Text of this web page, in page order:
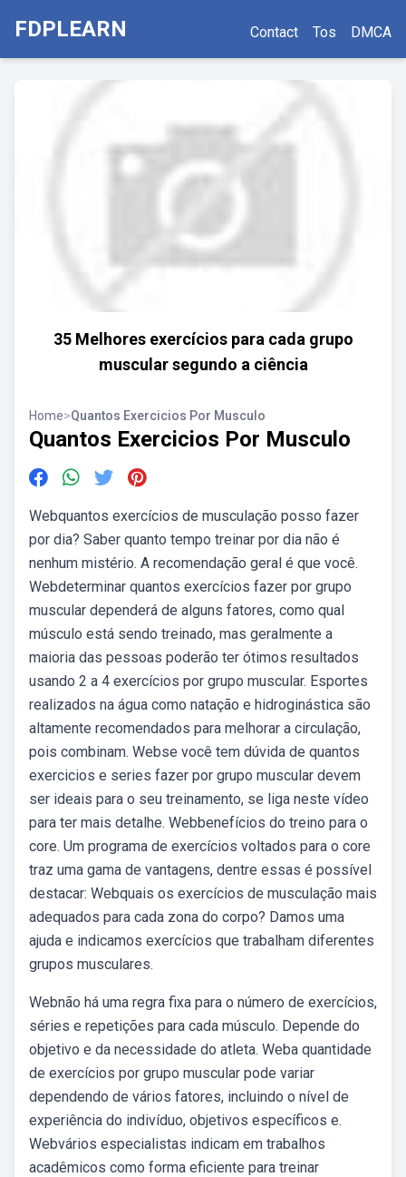
FDPLEARN Contact Tos DMCA
35 Melhores exercícios para cada grupo
muscular segundo a ciência
Home>Quantos Exercicios Por Musculo
Quantos Exercicios Por Musculo
Webquantos exercícios de musculação posso fazer
por dia? Saber quanto tempo treinar por dia não é
nenhum mistério. A recomendação geral é que você.
Webdeterminar quantos exercícios fazer por grupo
muscular dependerá de alguns fatores, como qual
músculo está sendo treinado, mas geralmente a
maioria das pessoas poderão ter ótimos resultados
usando 2 a 4 exercícios por grupo muscular. Esportes
realizados na água como natação e hidroginástica são
altamente recomendados para melhorar a circulação,
pois combinam. Webse você tem dúvida de quantos
exercicios e series fazer por grupo muscular devem
ser ideais para o seu treinamento, se liga neste vídeo
para ter mais detalhe. Webbenefícios do treino para o
core. Um programa de exercícios voltados para o core
traz uma gama de vantagens, dentre essas é possível
destacar: Webquais os exercícios de musculação mais
adequados para cada zona do corpo? Damos uma
ajuda e indicamos exercícios que trabalham diferentes
grupos musculares.
Webnão há uma regra fixa para o número de exercícios,
séries e repetições para cada músculo. Depende do
objetivo e da necessidade do atleta. Weba quantidade
de exercícios por grupo muscular pode variar
dependendo de vários fatores, incluindo o nível de
experiência do indivíduo, objetivos específicos e.
Webvários especialistas indicam em trabalhos
acadêmicos como forma eficiente para treinar